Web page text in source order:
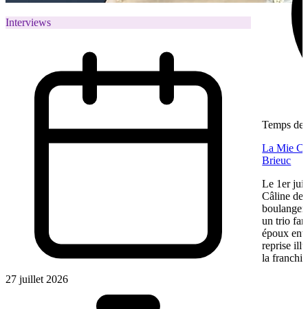
Interviews
27 juillet 2026
Temps de
La Mie
Brieuc
Le 1er
Câline de
un trio
époux
reprise
la